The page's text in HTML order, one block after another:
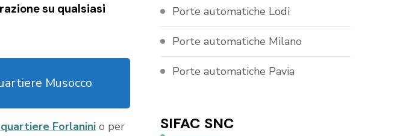
su qualsiasi
Musocco
Forlanini o per
Porte automatiche Lodi
Porte automatiche Milano
Porte automatiche Pavia
SIFAC SNC